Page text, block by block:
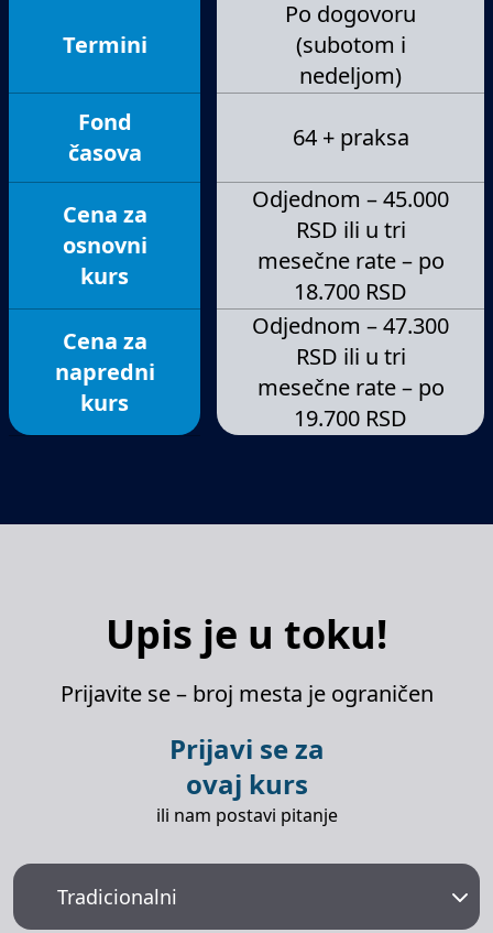
Osnovi HTML5 i CSS3(sintaksa, osnovni tagovi,
selektori, semantika)
Uvod u DOM, manipulacija DOM-
om(dohvatanje HTML elemenata sa strane,
kreiranje HTML elemenata, stajliranje)
Forme, slusanje formi, prikupljanje podataka
Guard Clauses
Spread operator nad nizovima i objektima, Rest
Destruktuiranje nizova i objekata
Moduli u JavaScript-u
Uvod u JSON, localStorage, sessionStorage,
cookies
Termini
Po dogovoru
(subotom i
nedeljom)
Fond
časova
64 + praksa
Cena za
osnovni
kurs
Odjednom – 45.000
RSD ili u tri
mesečne rate – po
18.700 RSD
Cena za
napredni
kurs
Odjednom – 47.300
RSD ili u tri
mesečne rate – po
19.700 RSD
Upis je u toku!
Prijavite se – broj mesta je ograničen
Prijavi se za
ovaj kurs
ili nam postavi pitanje